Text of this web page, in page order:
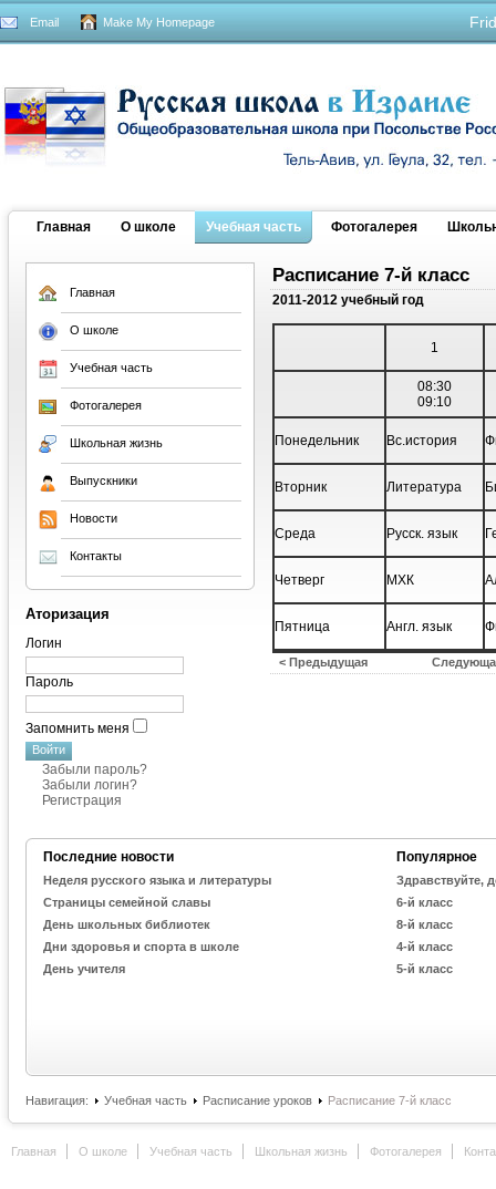
Email Make My Homepage
Главная О школе Учебная часть Фотогалерея
Главная
О школе
Учебная часть
Фотогалерея
Школьная жизнь
Выпускники
Новости
Контакты
Аторизация
Логин
Пароль
Запомнить меня
Забыли пароль?
Забыли логин?
Регистрация
Расписание 7-й класс
2011-2012 учебный год
1
08:30
09:10
Понедельник Вс.история
Вторник Литература
Среда Русск. язык
Четверг МХК
Пятница Англ. язык
< Предыдущая
Последние новости
Неделя русского языка и литературы
Страницы семейной славы
День школьных библиотек
Дни здоровья и спорта в школе
День учителя
Популярное
Здравствуйте,
6-й класс
8-й класс
4-й класс
5-й класс
Навигация: Учебная часть Расписание уроков Расписание 7-й класс
Главная О школе Учебная часть Школьная жизнь Фотогалерея